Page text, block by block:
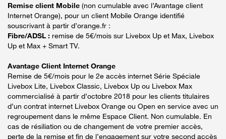
Remise client Mobile (non cumulable avec l’Avantage client
Internet Orange), pour un client Mobile Orange identifié
souscrivant à partir d’orange.fr :
Fibre/ADSL : remise de 5€/mois sur Livebox Up et Max, Livebox
Up et Max + Smart TV.
Avantage Client Internet Orange
Remise de 5€/mois pour le 2e accès internet Série Spéciale
Livebox Lite, Livebox Classic, Livebox Up ou Livebox Max
commercialisé à partir d’octobre 2018 pour les clients titulaires
d’un contrat internet Livebox Orange ou Open en service avec un
regroupement dans le même Espace Client. Non cumulable. En
cas de résiliation ou de changement de votre premier accès,
perte de la remise et fin de l’engagement sur votre second accès